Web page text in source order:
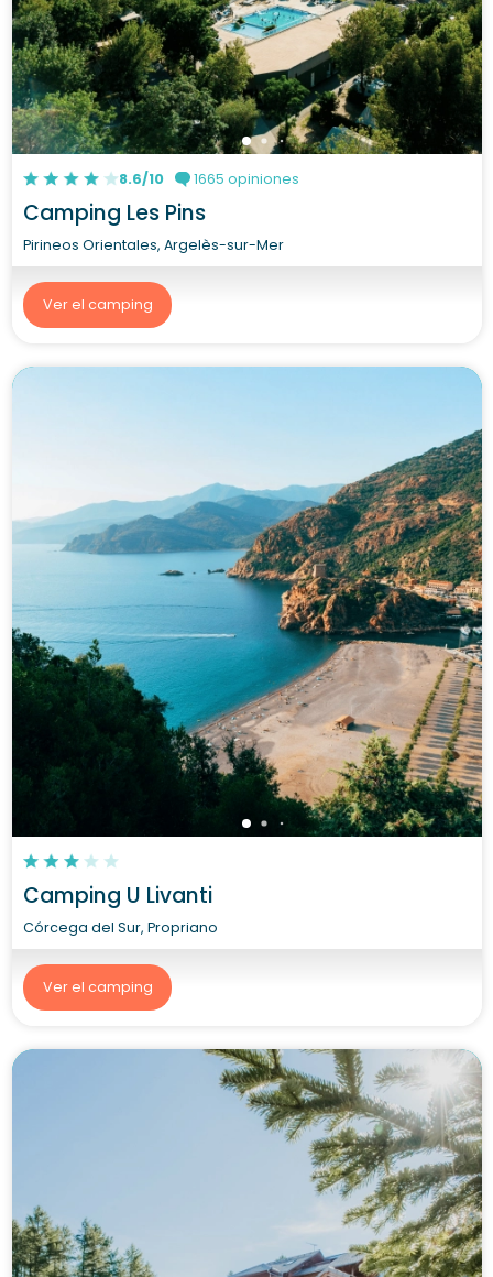
8.6/10 1665 opiniones
Camping Les Pins
Pirineos Orientales, Argelès-sur-Mer
Ver el camping
Camping U Livanti
Córcega del Sur, Propriano
Ver el camping